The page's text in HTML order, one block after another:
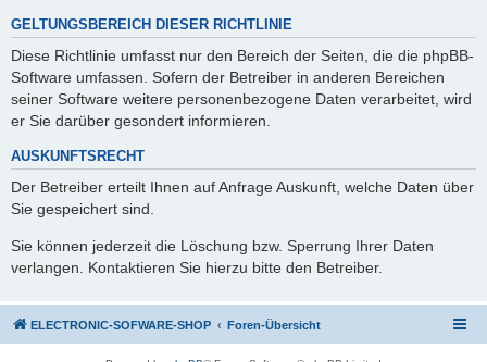
GELTUNGSBEREICH DIESER RICHTLINIE
Diese Richtlinie umfasst nur den Bereich der Seiten, die die phpBB-
Software umfassen. Sofern der Betreiber in anderen Bereichen
seiner Software weitere personenbezogene Daten verarbeitet, wird
er Sie darüber gesondert informieren.
AUSKUNFTSRECHT
Der Betreiber erteilt Ihnen auf Anfrage Auskunft, welche Daten über
Sie gespeichert sind.
Sie können jederzeit die Löschung bzw. Sperrung Ihrer Daten
verlangen. Kontaktieren Sie hierzu bitte den Betreiber.
ELECTRONIC-SOFWARE-SHOP Foren-Übersicht